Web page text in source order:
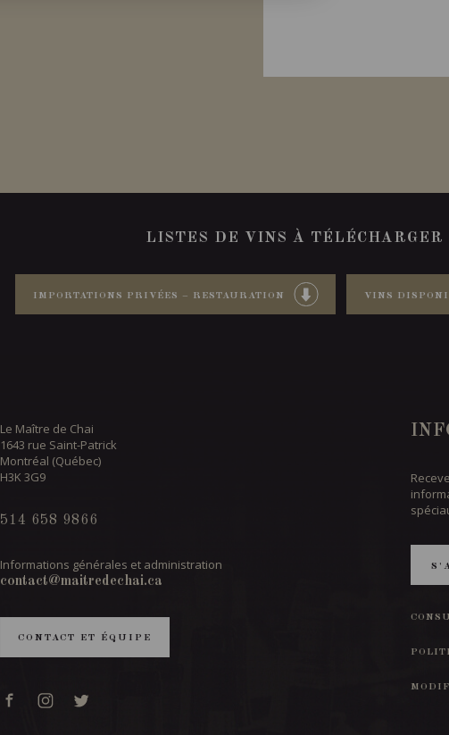
LISTES DE VINS À TÉLÉCHARGER
IMPORTATIONS PRIVÉES – RESTAURATION VINS
Le Maître de Chai
1643 rue Saint-Patrick
Montréal (Québec)
H3K 3G9
514 658 9866
Informations générales et administration
contact@maitredechai.ca
CONTACT ET ÉQUIPE